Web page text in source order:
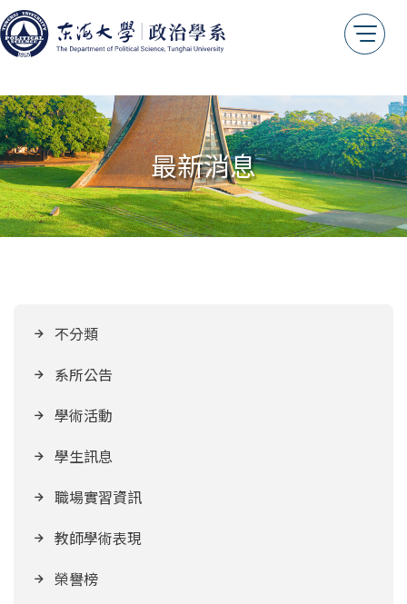
最新消息
不分類
系所公告
學術活動
學生訊息
職場實習資訊
教師學術表現
榮譽榜